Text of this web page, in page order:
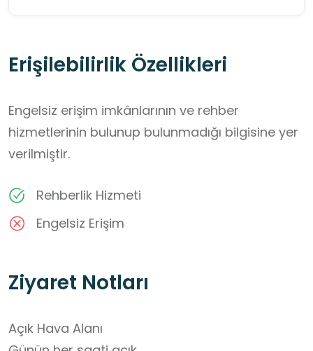
Erişilebilirlik Özellikleri
Engelsiz erişim imkânlarının ve rehber
hizmetlerinin bulunup bulunmadığı bilgisine yer
verilmiştir.
Rehberlik Hizmeti
Engelsiz Erişim
Ziyaret Notları
Açık Hava Alanı